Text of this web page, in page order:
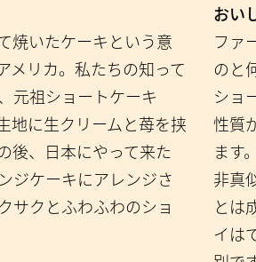
焼いたケーキという意
メリカ。私たちの知って
元祖ショートケーキ
地に生クリームと苺を挟
後、日本にやって来た
ジケーキにアレンジさ
サクとふわふわのショ
おい
ファ
のと
ショ
性質
ます
非真
とは
イは